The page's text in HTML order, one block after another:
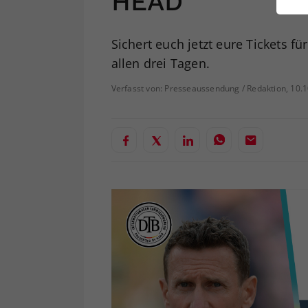
Sichert euch jetzt eure Tickets
allen drei Tagen.
Verfasst von: Presseaussendung / Redaktion,